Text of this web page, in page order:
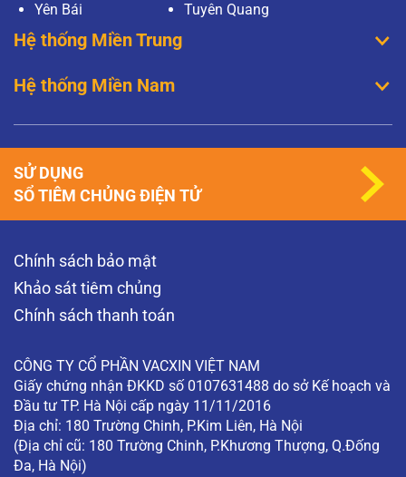
Yên Bái
Tuyên Quang
Hệ thống Miền Trung
Hệ thống Miền Nam
Chính sách bảo mật
Khảo sát tiêm chủng
Chính sách thanh toán
CÔNG TY CỔ PHẦN VACXIN VIỆT NAM
Giấy chứng nhận ĐKKD số 0107631488 do sở Kế hoạch và
Đầu tư TP. Hà Nội cấp ngày 11/11/2016
Địa chỉ: 180 Trường Chinh, P.Kim Liên, Hà Nội
(Địa chỉ cũ: 180 Trường Chinh, P.Khương Thượng, Q.Đống
Đa, Hà Nội)
SỬ DỤNG
SỔ TIÊM CHỦNG ĐIỆN TỬ